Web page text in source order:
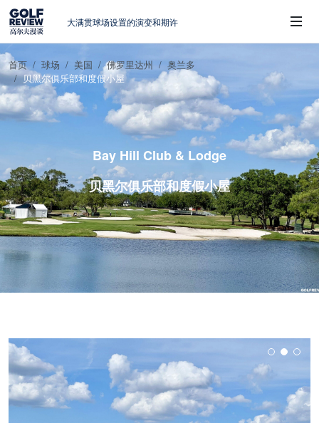
大满贯球场设置的演变和期许
周报｜亚巡“换码头”，果岭脱鞋抗议的乌
龙
查莉·赫尔：不断制造“麻烦”的流量明星
周报｜日本黑马夺取大满贯，中国高尔夫
Menu
首页 球场 美国 佛罗里达州
奥兰多
贝黑尔俱乐部和度假小屋
Bay Hill Club & Lodge
贝黑尔俱乐部和度假小屋